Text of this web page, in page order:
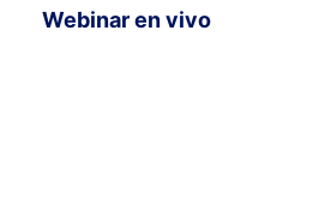
Webinar en vivo